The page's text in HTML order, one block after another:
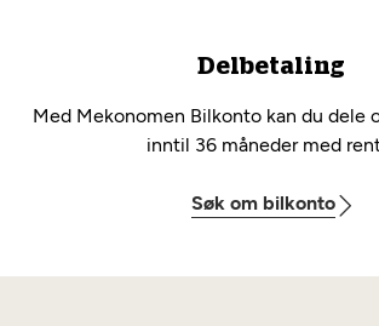
Delbetaling
Med Mekonomen Bilkonto kan du dele
inntil 36 måneder med
Søk om bilkonto